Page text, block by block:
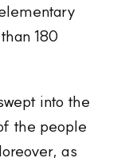
180
into the
the people
as